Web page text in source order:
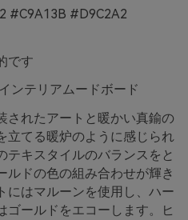
#C9A13B #D9C2A2
です
ンテリアムードボード
されたアートと暖かい真鍮の
立てる暖炉のように感じられ
テキスタイルのバランスをと
ルドの色の組み合わせが輝き
にはマルーンを使用し、ハー
ゴールドをエコーします。ヒ